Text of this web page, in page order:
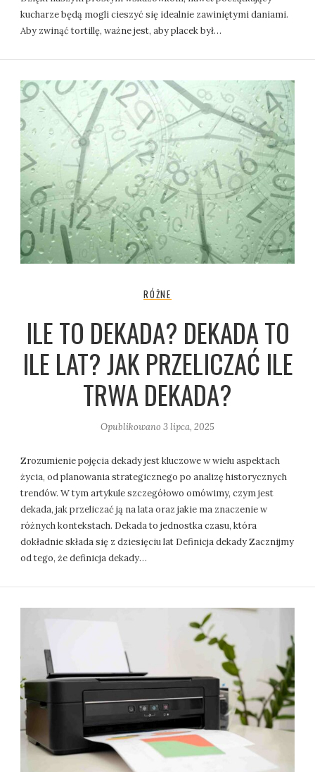
kucharze będą mogli cieszyć się idealnie zawiniętymi daniami.
Aby zwinąć tortillę, ważne jest, aby placek był…
RÓŻNE
ILE TO DEKADA? DEKADA TO
ILE LAT? JAK PRZELICZAĆ ILE
TRWA DEKADA?
Opublikowano 3 lipca, 2025
Zrozumienie pojęcia dekady jest kluczowe w wielu aspektach
życia, od planowania strategicznego po analizę historycznych
trendów. W tym artykule szczegółowo omówimy, czym jest
dekada, jak przeliczać ją na lata oraz jakie ma znaczenie w
różnych kontekstach. Dekada to jednostka czasu, która
dokładnie składa się z dziesięciu lat Definicja dekady Zacznijmy
od tego, że definicja dekady…